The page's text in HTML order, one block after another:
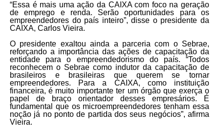
“Essa é mais uma ação da CAIXA com foco na geração
de emprego e renda. Serão oportunidades para os
empreendedores do país inteiro”, disse o presidente da
CAIXA, Carlos Vieira.
O presidente exaltou ainda a parceria com o Sebrae,
reforçando a importância das ações de capacitação da
entidade para o empreendedorismo do país. “Todos
reconhecem o Sebrae como indutor da capacitação de
brasileiros e brasileiras que querem se tornar
empreendedores. Para a CAIXA, como instituição
financeira, é muito importante ter um órgão que exerça o
papel de braço orientador desses empresários. É
fundamental que os microempreendedores tenham essa
noção já no ponto de partida dos seus negócios”, afirma
Vieira.